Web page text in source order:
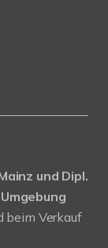
und Dipl.
beim Verkauf